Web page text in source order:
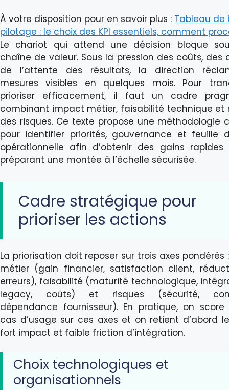
À votre disposition pour en savoir plus : Tableau de
pilotage : le choix des KPI essentiels, comment
Le chariot qui attend une décision bloque
chaîne de valeur. Sous la pression des coûts, des
de l’attente des résultats, la direction
mesures visibles en quelques mois. Pour
prioriser efficacement, il faut un cadre
combinant impact métier, faisabilité technique et
des risques. Ce texte propose une méthodologie
pour identifier priorités, gouvernance et feuille
opérationnelle afin d’obtenir des gains
préparant une montée à l’échelle sécurisée.
Cadre stratégique pour
prioriser les actions
La priorisation doit reposer sur trois axes
métier (gain financier, satisfaction client,
erreurs), faisabilité (maturité technologique,
legacy, coûts) et risques (sécurité,
dépendance fournisseur). En pratique, on
cas d’usage sur ces axes et on retient d’abord
fort impact et faible friction d’intégration.
Choix technologiques et
organisationnels